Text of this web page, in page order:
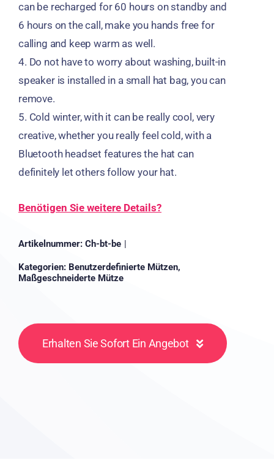
can be recharged for60 hours on standby and
6 hours on the call , make you hands free for
calling and keep warm as well .
4. Do not have to worry about washing, built-in
speaker is installed in a small hat bag,you can
remove.
5. Cold winter,with it can be really cool , very
creative,whether you really feel cold ,with a
Bluetooth headset features the hat can
definitely let others follow your hat.
Benötigen Sie weitere Details?
Artikelnummer: Ch-bt-be |
Kategorien: Benutzerdefinierte Mützen,
Maßgeschneiderte Mütze
Erhalten Sie Sofort Ein Angebot